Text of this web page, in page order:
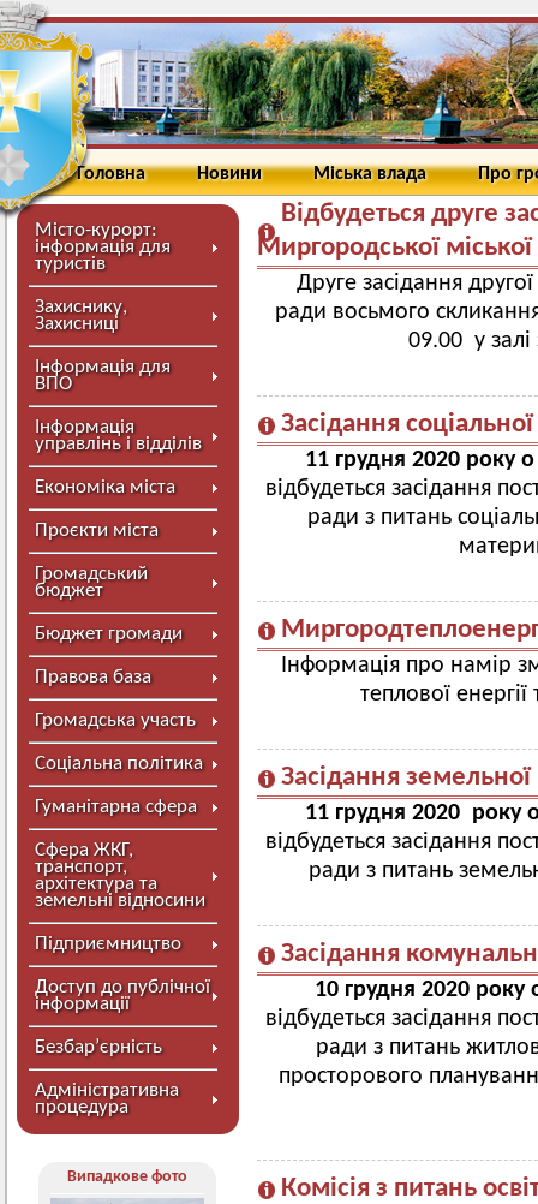
Головна Новини Міська влада Про
Місто-курорт:
інформація для
туристів
Захиснику,
Захисниці
Інформація для
ВПО
Інформація
управлінь і відділів
Економіка міста
Проєкти міста
Громадський
бюджет
Бюджет громади
Правова база
Громадська участь
Соціальна політика
Гуманітарна сфера
Сфера ЖКГ,
транспорт,
архітектура та
земельні відносини
Підприємництво
Доступ до публічної
інформації
Безбар’єрність
Адміністративна
процедура
Випадкове фото
Відбудеться друге
Миргородської
Друге засідання
ради восьмого
09.00 у залі
Засідання соціальної
11 грудня 2020 року
відбудеться засідання
ради з питань
Інформація про намір
теплової
Засідання земельної
11 грудня 2020 року
відбудеться засідання
ради з питань
Засідання
10 грудня 2020 року
відбудеться засідання
ради з питань
просторового
Комісія з питань